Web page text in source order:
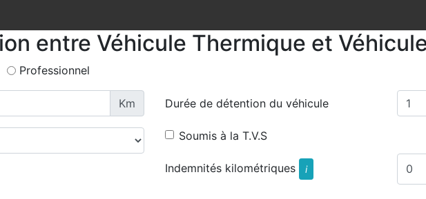
entre Véhicule Thermique et
Professionnel
Km Durée de détention du véhicule
Soumis à la T.V.S
Indemnités kilométriques i